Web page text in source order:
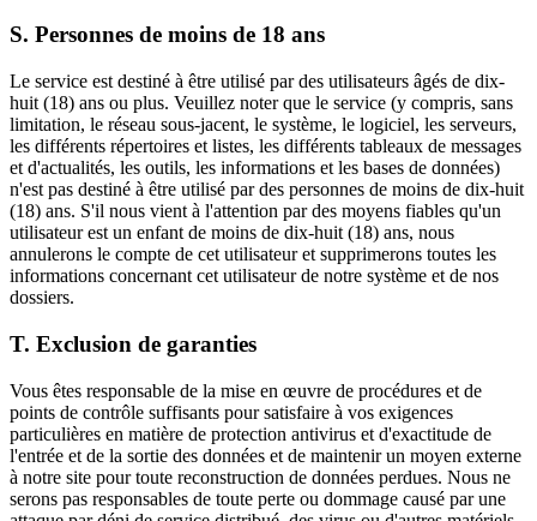
S. Personnes de moins de 18 ans
Le service est destiné à être utilisé par des utilisateurs âgés de dix-
huit (18) ans ou plus. Veuillez noter que le service (y compris, sans
limitation, le réseau sous-jacent, le système, le logiciel, les serveurs,
les différents répertoires et listes, les différents tableaux de messages
et d'actualités, les outils, les informations et les bases de données)
n'est pas destiné à être utilisé par des personnes de moins de dix-huit
(18) ans. S'il nous vient à l'attention par des moyens fiables qu'un
utilisateur est un enfant de moins de dix-huit (18) ans, nous
annulerons le compte de cet utilisateur et supprimerons toutes les
informations concernant cet utilisateur de notre système et de nos
dossiers.
T. Exclusion de garanties
Vous êtes responsable de la mise en œuvre de procédures et de
points de contrôle suffisants pour satisfaire à vos exigences
particulières en matière de protection antivirus et d'exactitude de
l'entrée et de la sortie des données et de maintenir un moyen externe
à notre site pour toute reconstruction de données perdues. Nous ne
serons pas responsables de toute perte ou dommage causé par une